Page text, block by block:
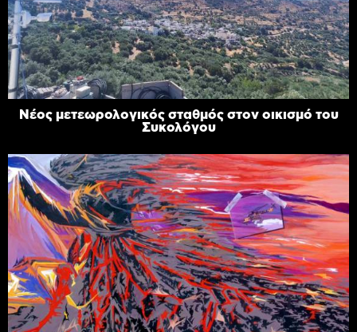
Νέος μετεωρολογικός σταθμός στον οικισμό του
Συκολόγου